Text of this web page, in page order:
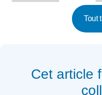
Tout
Cet article